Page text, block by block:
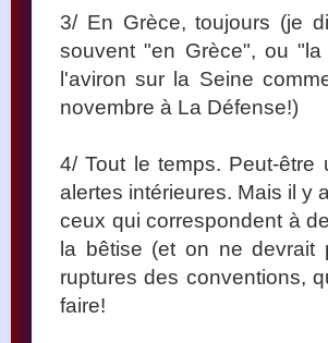
3/ En Grèce, toujours (je
souvent "en Grèce", ou
l'aviron sur la Seine
novembre à La Défense!)
4/ Tout le temps. Peut-
alertes intérieures. Mais il y
ceux qui correspondent à
la bêtise (et on ne
ruptures des conventions,
faire!